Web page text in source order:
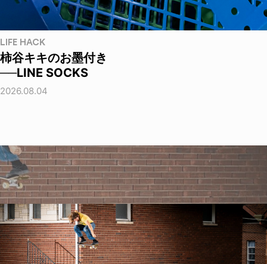
LIFE HACK
柿谷キキのお墨付き
──LINE SOCKS
2026.08.04